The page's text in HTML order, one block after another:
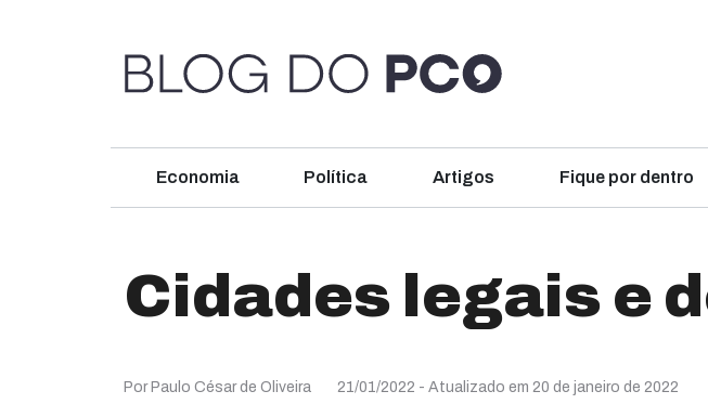
Economia Política Artigos Fique por dentro
Cidades legais e
Por Paulo César de Oliveira 21/01/2022 - Atualizado em 20 de janeiro de 2022